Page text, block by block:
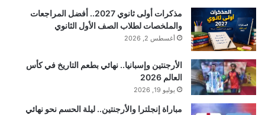
مذكرات أولى ثانوي 2027.. أفضل المراجعات
والملخصات لطلاب الصف الأول الثانوي
أغسطس 2, 2026
الأرجنتين وإسبانيا.. نهائي بطعم التاريخ في كأس
العالم 2026
يوليو 19, 2026
مباراة إنجلترا والأرجنتين.. ليلة الحسم نحو نهائي